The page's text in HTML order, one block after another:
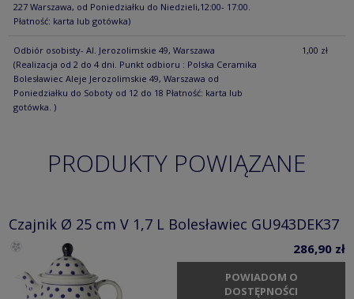
227 Warszawa, od Poniedziałku do Niedzieli,12:00- 17:00.
Płatność: karta lub gotówka)
Odbiór osobisty- Al. Jerozolimskie 49, Warszawa
(Realizacja od 2 do 4 dni. Punkt odbioru : Polska Ceramika
Bolesławiec Aleje Jerozolimskie 49, Warszawa od
Poniedziałku do Soboty od 12 do 18 Płatność: karta lub
gotówka. )
1,00 zł
PRODUKTY POWIĄZANE
Czajnik Ø 25 cm V 1,7 L Bolesławiec GU943DEK37
286,90 zł
POWIADOM O
DOSTĘPNOŚCI